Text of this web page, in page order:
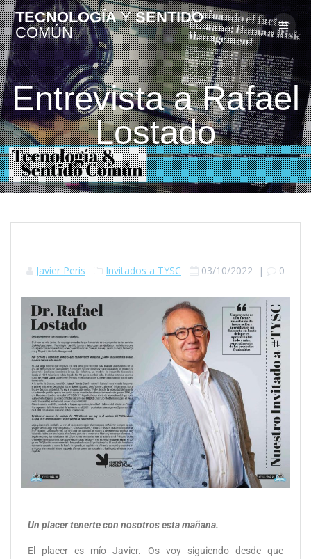
TECNOLOGÍAYSENTIDO
COMÚN
Entrevista a Rafael
Lostado
Javier Peris Invitados a TYSC 03/10/2022 | 0
Un placer tenerte con nosotros esta mañana.
El placer es mío Javier. Os voy siguiendo desde que